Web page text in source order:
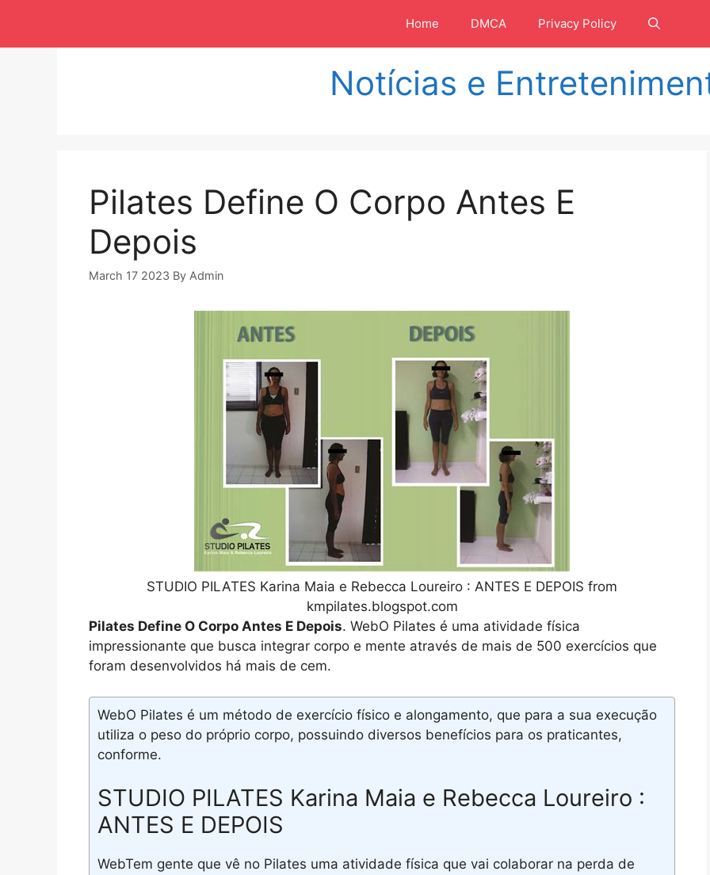
isi
Home DMCA Privacy Policy
Notícias e
Pilates Define O Corpo Antes E
Depois
March 17 2023 By Admin
STUDIO PILATES Karina Maia e Rebecca Loureiro : ANTES E DEPOIS from
kmpilates.blogspot.com
Pilates Define O Corpo Antes E Depois. WebO Pilates é uma atividade física
impressionante que busca integrar corpo e mente através de mais de 500 exercícios que
foram desenvolvidos há mais de cem.
WebO Pilates é um método de exercício físico e alongamento, que para a sua execução
utiliza o peso do próprio corpo, possuindo diversos benefícios para os praticantes,
conforme.
STUDIO PILATES Karina Maia e Rebecca Loureiro :
ANTES E DEPOIS
WebTem gente que vê no Pilates uma atividade física que vai colaborar na perda de